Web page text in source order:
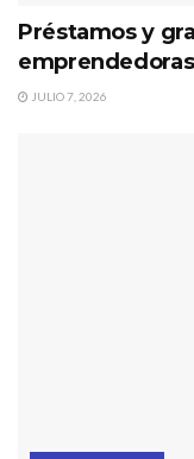
Préstamos y
JULIO 7, 2026